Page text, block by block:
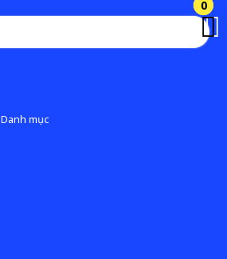
mục
0
0